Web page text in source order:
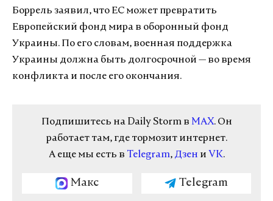
Боррель заявил, что ЕС может превратить
Европейский фонд мира в оборонный фонд
Украины. По его словам, военная поддержка
Украины должна быть долгосрочной — во время
конфликта и после его окончания.
Подпишитесь на Daily Storm в MAX. Он
работает там, где тормозит интернет.
А еще мы есть в Telegram, Дзен и VK.
Макс Telegram